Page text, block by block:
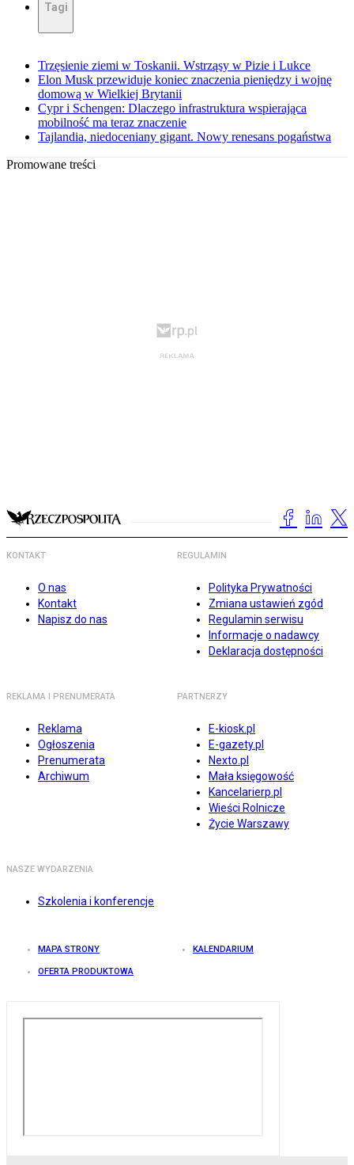
Tagi
Trzęsienie ziemi w Toskanii. Wstrząsy w Pizie i Lukce
Elon Musk przewiduje koniec znaczenia pieniędzy i wojnę
domową w Wielkiej Brytanii
Cypr i Schengen: Dlaczego infrastruktura wspierająca
mobilność ma teraz znaczenie
Tajlandia, niedoceniany gigant. Nowy renesans pogaństwa
Promowane treści
KONTAKT
O nas
Kontakt
Napisz do nas
REGULAMIN
Polityka Prywatności
Zmiana ustawień zgód
Regulamin serwisu
Informacje o nadawcy
Deklaracja dostępności
REKLAMA I PRENUMERATA
Reklama
Ogłoszenia
Prenumerata
Archiwum
PARTNERZY
E-kiosk.pl
E-gazety.pl
Nexto.pl
Mała księgowość
Kancelarierp.pl
Wieści Rolnicze
Życie Warszawy
NASZE WYDARZENIA
Szkolenia i konferencje
MAPA STRONY KALENDARIUM
OFERTA PRODUKTOWA